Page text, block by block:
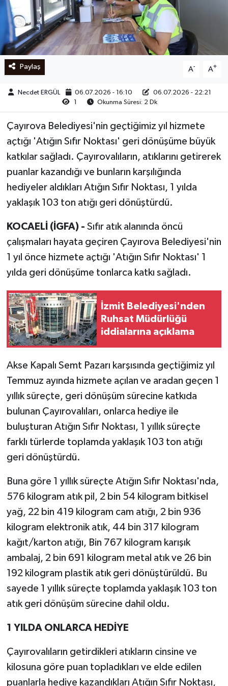
Paylaş A- A+
Necdet ERGÜL 06.07.2026 - 16:10
06.07.2026 - 22:21
1
Okunma Süresi: 2 Dk
Çayırova Belediyesi'nin geçtiğimiz yıl hizmete
açtığı 'Atığın Sıfır Noktası' geri dönüşüme büyük
katkılar sağladı. Çayırovalıların, atıklarını getirerek
puanlar kazandığı ve bunların karşılığında
hediyeler aldıkları Atığın Sıfır Noktası, 1 yılda
yaklaşık 103 ton atığı geri dönüştürdü.
KOCAELİ (İGFA) - Sıfır atık alanında öncü
çalışmaları hayata geçiren Çayırova Belediyesi'nin
1 yıl önce hizmete açtığı 'Atığın Sıfır Noktası' 1
yılda geri dönüşüme tonlarca katkı sağladı.
İzmit Belediyesi'nden
Ruhsat Müdürlüğü
iddialarına açıklama
Akse Kapalı Semt Pazarı karşısında geçtiğimiz yıl
Temmuz ayında hizmete açılan ve aradan geçen 1
yıllık süreçte, geri dönüşüm sürecine katkıda
bulunan Çayırovalıları, onlarca hediye ile
buluşturan Atığın Sıfır Noktası, 1 yıllık süreçte
farklı türlerde toplamda yaklaşık 103 ton atığı
geri dönüştürdü.
Buna göre 1 yıllık süreçte Atığın Sıfır Noktası'nda,
576 kilogram atık pil, 2 bin 54 kilogram bitkisel
yağ, 22 bin 419 kilogram cam atığı, 2 bin 936
kilogram elektronik atık, 44 bin 317 kilogram
kağıt/karton atığı, Bin 767 kilogram karışık
ambalaj, 2 bin 691 kilogram metal atık ve 26 bin
192 kilogram plastik atık geri dönüştürüldü. Bu
sayede 1 yıllık süreçte toplamda yaklaşık 103 ton
atık geri dönüşüm sürecine dahil oldu.
1 YILDA ONLARCA HEDİYE
Çayırovalıların getirdikleri atıkların cinsine ve
kilosuna göre puan topladıkları ve elde edilen
puanlarla hediye kazandıkları Atığın Sıfır Noktası,
Ege
İzmir
İletişim
Künye
Yerel